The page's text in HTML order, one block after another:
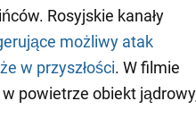
Rosyjskie kanały
możliwy atak
w przyszłości. W filmie
powietrze obiekt